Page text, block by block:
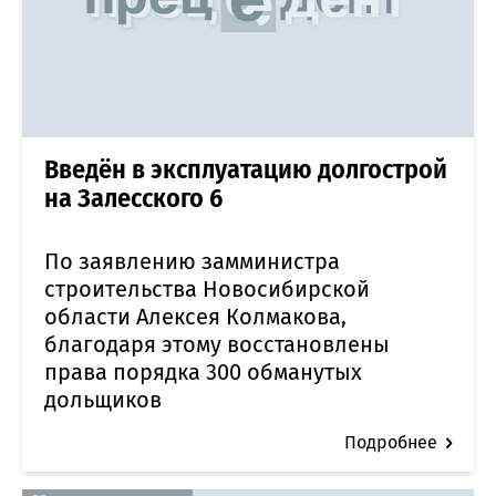
Введён в эксплуатацию долгострой
на Залесского 6
По заявлению замминистра
строительства Новосибирской
области Алексея Колмакова,
благодаря этому восстановлены
права порядка 300 обманутых
дольщиков
Подробнее